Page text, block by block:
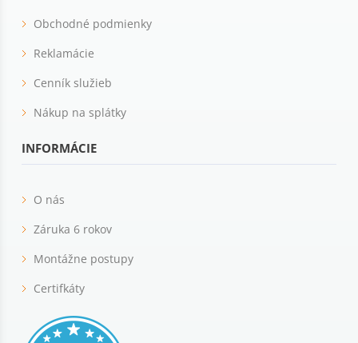
Obchodné podmienky
Reklamácie
Cenník služieb
Nákup na splátky
INFORMÁCIE
O nás
Záruka 6 rokov
Montážne postupy
Certifkáty